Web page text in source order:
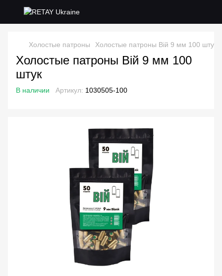
Холостые патроны Холостые патроны Вій 9 мм 100 штук
Холостые патроны Вій 9 мм 100
штук
В наличии Артикул: 1030505-100